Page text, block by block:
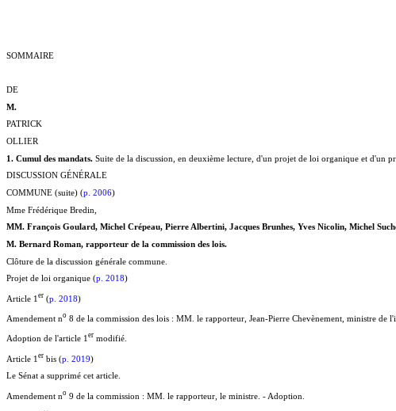
SOMMAIRE
DE
M.
PATRICK
OLLIER
1. Cumul des mandats. Suite de la discussion, en deuxième lecture, d'un projet de loi organique et d'un
DISCUSSION GÉNÉRALE
COMMUNE (suite) (p. 2006)
Mme Frédérique Bredin,
MM. François Goulard, Michel Crépeau, Pierre Albertini, Jacques Brunhes, Yves Nicolin, Michel
M. Bernard Roman, rapporteur de la commission des lois.
Clôture de la discussion générale commune.
Projet de loi organique (p. 2018)
Article 1 er (p. 2018)
Amendement no 8 de la commission des lois : MM. le rapporteur, Jean-Pierre Chevènement, ministre de
Adoption de l'article 1 er modifié.
Article 1 er bis (p. 2019)
Le Sénat a supprimé cet article.
Amendement no 9 de la commission : MM. le rapporteur, le ministre. - Adoption.